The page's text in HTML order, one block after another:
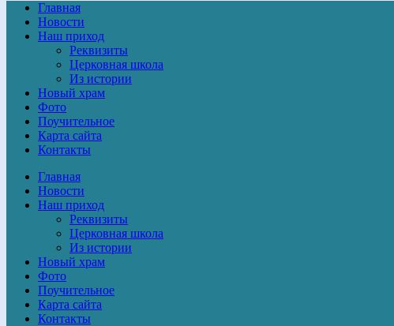
Главная
Новости
Наш приход
Реквизиты
Церковная школа
Из истории
Новый храм
Фото
Поучительное
Карта сайта
Контакты
Главная
Новости
Наш приход
Реквизиты
Церковная школа
Из истории
Новый храм
Фото
Поучительное
Карта сайта
Контакты